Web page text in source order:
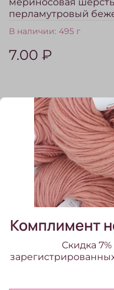
В наличии: 495 г
7.00 ₽
мериносовая
перламутровый
Комплимент
Скидка